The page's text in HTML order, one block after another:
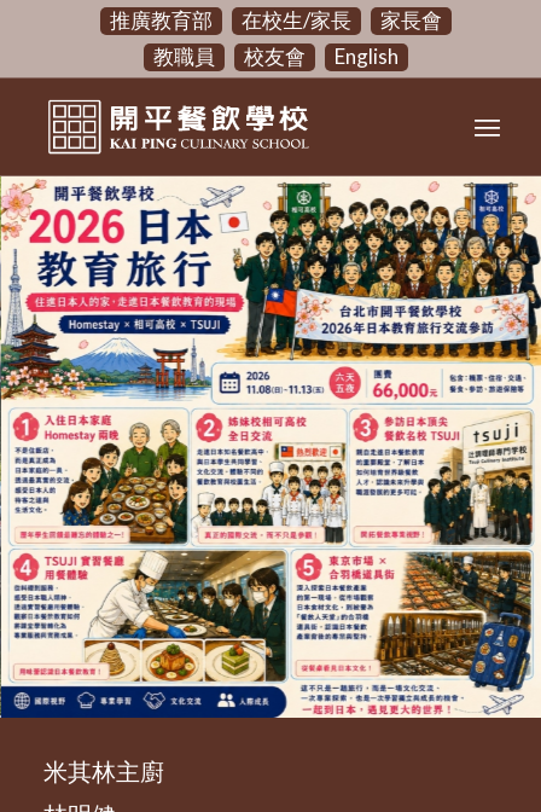
推廣教育部 在校生/家長
家長會
教職員
校友會 English
米其林主廚